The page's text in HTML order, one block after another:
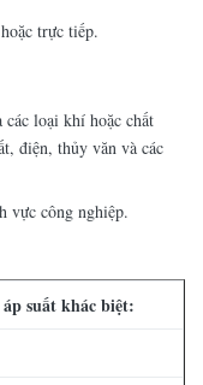
trực tiếp.
các loại khí hoặc chất
điện, thủy văn và các
vực công nghiệp.
suất khác biệt: